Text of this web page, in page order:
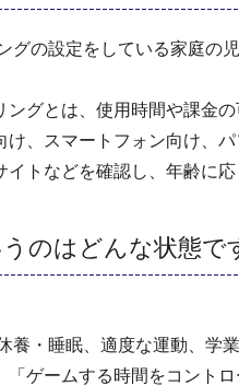
グの設定をしている家庭
グとは、使用時間や課金
、スマートフォン向け、
トなどを確認し、年齢に
のはどんな状態で
養・睡眠、適度な運動、
ゲームする時間をコント